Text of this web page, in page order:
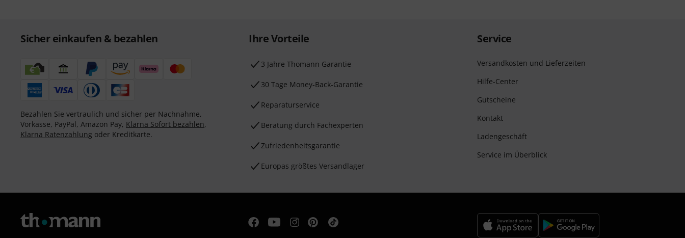
Sicher einkaufen & bezahlen
Bezahlen Sie vertraulich und sicher per Nachnahme,
Vorkasse, PayPal, Amazon Pay, Klarna Sofort bezahlen,
Klarna Ratenzahlung oder Kreditkarte.
Ihre Vorteile
3 Jahre Thomann Garantie
30 Tage Money-Back-Garantie
Reparaturservice
Beratung durch Fachexperten
Zufriedenheitsgarantie
Europas größtes Versandlager
Service
Versandkosten und Lieferzeiten
Hilfe-Center
Gutscheine
Kontakt
Ladengeschäft
Service im Überblick